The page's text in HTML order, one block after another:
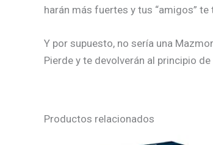
harán más fuertes y tus “amigos”
Y por supuesto, no sería una
Pierde y te devolverán al principio
Productos relacionados